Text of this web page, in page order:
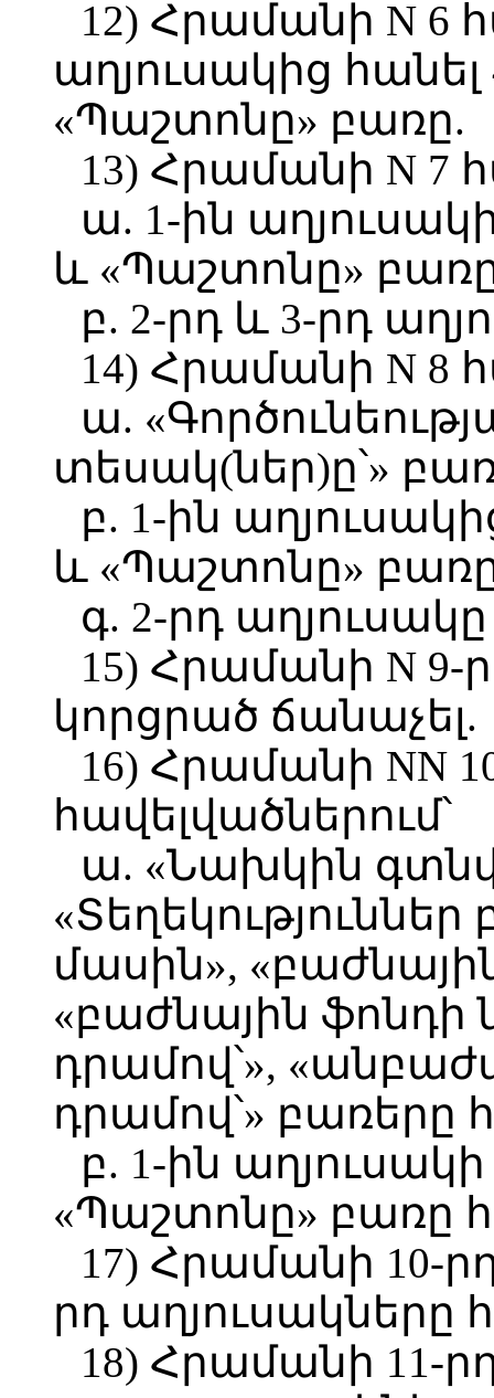
12) Հրամանի N 6
աղյուսակից հանել
«Պաշտոնը» բառը.
13) Հրամանի N 7
ա. 1-ին
և «Պաշտոնը»
բ. 2-րդ և 3-րդ
14) Հրամանի N 8
ա.
տեսակ(ներ)ը՝»
բ. 1-ին
և «Պաշտոնը»
գ. 2-րդ
15) Հրամանի N 9-
կորցրած ճանաչել.
16) Հրամանի NN
հավելվածներում՝
ա. «Նախկին
մասին»,
«բաժնային
դրամով՝»,
դրամով՝» բառերը
բ. 1-ին
«Պաշտոնը» բառը
17) Հրամանի 10-
րդ աղյուսակները
18) Հրամանի 11-